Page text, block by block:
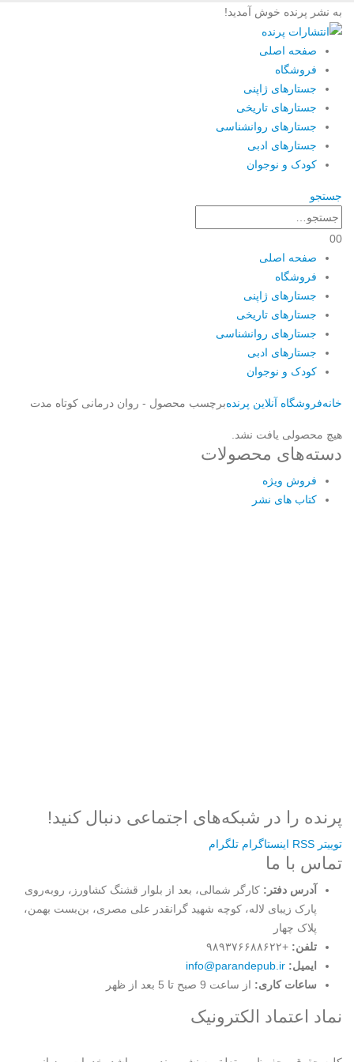
به نشر پرنده خوش آمدید!
صفحه اصلی
فروشگاه
جستارهای ژاپنی
جستارهای تاریخی
جستارهای روانشناسی
جستارهای ادبی
کودک و نوجوان
جستجو
00
صفحه اصلی
فروشگاه
جستارهای ژاپنی
جستارهای تاریخی
جستارهای روانشناسی
جستارهای ادبی
کودک و نوجوان
خانهفروشگاه آنلاین پرندهبرچسب محصول - روان درمانی کوتاه مدت
هیچ محصولی یافت نشد.
دسته‌های محصولات
فروش ویژه
کتاب های نشر
پرنده را در شبکه‌های اجتماعی دنبال کنید!
توییتر RSS اینستاگرام تلگرام
تماس با ما
آدرس دفتر: کارگر شمالی، بعد از بلوار قشنگ کشاورز، روبه‌روی
پارک زیبای لاله، کوچه شهید گرانقدر علی مصری، بن‌بست بهمن،
پلاک چهار
تلفن: +۹۸۹۳۷۶۶۸۸۶۲۲
ایمیل: info@parandepub.ir
ساعات کاری: از ساعت 9 صبح تا 5 بعد از ظهر
نماد اعتماد الکترونیک